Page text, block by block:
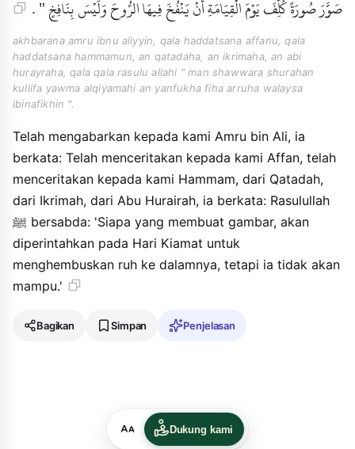
صَوَّرَ صُورَةً كُلِّفَ يَوْمَ الْقِيَامَةِ أَنْ يَنْفُخَ فِيهَا الرُّوحَ وَلَيْسَ بِنَافِخٍ " .
akhbarana amru ibnu aliyyin, qala haddatsana affanu, qala
haddatsana hammamun, an qatadaha, an ikrimaha, an abi
hurayraha, qala qala rasulu allahi " man shawwara shurahan
kullifa yawma alqiyamahi an yanfukha fiha arruha walaysa
ibinafikhin ".
Telah mengabarkan kepada kami Amru bin Ali, ia
berkata: Telah menceritakan kepada kami Affan, telah
menceritakan kepada kami Hammam, dari Qatadah,
dari Ikrimah, dari Abu Hurairah, ia berkata: Rasulullah
ﷺ bersabda: 'Siapa yang membuat gambar, akan
diperintahkan pada Hari Kiamat untuk
menghembuskan ruh ke dalamnya, tetapi ia tidak akan
mampu.'
Bagikan Simpan Penjelasan
Dukung kami